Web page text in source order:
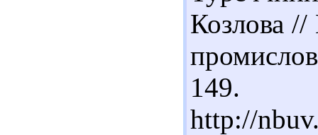
Козлова //
http://